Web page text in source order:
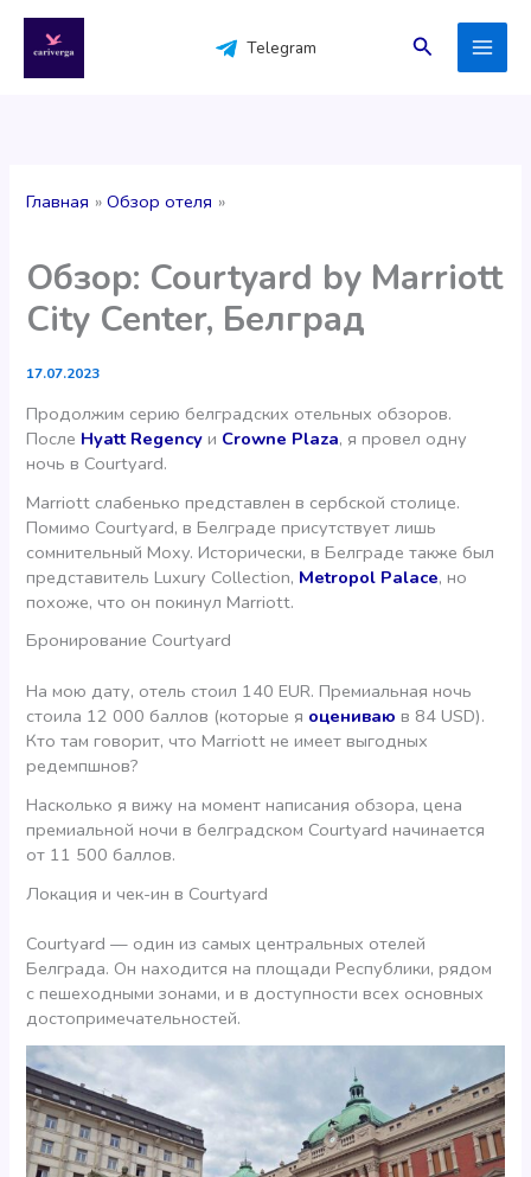
содержимому
Telegram Поиск
Главная Обзор отеля
Обзор: Courtyard by Marriott
City Center, Белград
17.07.2023
Продолжим серию белградских отельных обзоров.
После Hyatt Regency и Crowne Plaza, я провел одну
ночь в Courtyard.
Marriott слабенько представлен в сербской столице.
Помимо Courtyard, в Белграде присутствует лишь
сомнительный Moxy. Исторически, в Белграде также был
представитель Luxury Collection, Metropol Palace, но
похоже, что он покинул Marriott.
Бронирование Courtyard
На мою дату, отель стоил 140 EUR. Премиальная ночь
стоила 12 000 баллов (которые я оцениваю в 84 USD).
Кто там говорит, что Marriott не имеет выгодных
редемпшнов?
Насколько я вижу на момент написания обзора, цена
премиальной ночи в белградском Courtyard начинается
от 11 500 баллов.
Локация и чек-ин в Courtyard
Courtyard — один из самых центральных отелей
Белграда. Он находится на площади Республики, рядом
с пешеходными зонами, и в доступности всех основных
достопримечательностей.